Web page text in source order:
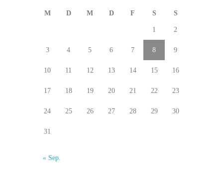
M D M D F S S
1 2
3 4 5 6 7 8 9
10 11 12 13 14 15 16
17 18 19 20 21 22 23
24 25 26 27 28 29 30
31
« Sep.